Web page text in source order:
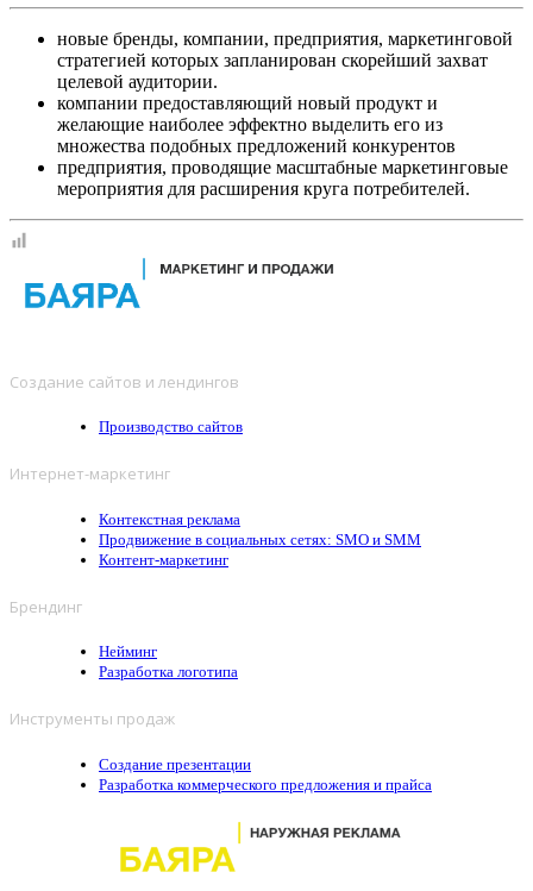
новые бренды, компании, предприятия, маркетинговой
стратегией которых запланирован скорейший захват
целевой аудитории.
компании предоставляющий новый продукт и
желающие наиболее эффектно выделить его из
множества подобных предложений конкурентов
предприятия, проводящие масштабные маркетинговые
мероприятия для расширения круга потребителей.
Создание сайтов и лендингов
Производство сайтов
Интернет-маркетинг
Контекстная реклама
Продвижение в социальных сетях: SMO и SMM
Контент-маркетинг
Брендинг
Нейминг
Разработка логотипа
Инструменты продаж
Создание презентации
Разработка коммерческого предложения и прайса